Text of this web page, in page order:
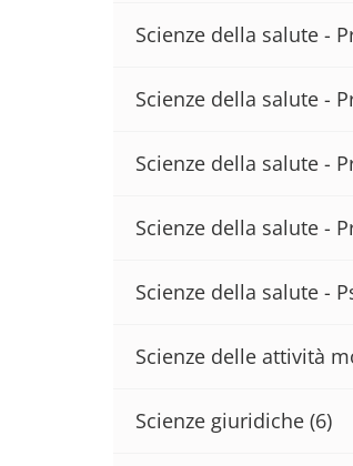
Scienze della salute -
Scienze della salute -
Scienze della salute -
Scienze della salute -
Scienze della salute -
Scienze delle attività
Scienze giuridiche (6)